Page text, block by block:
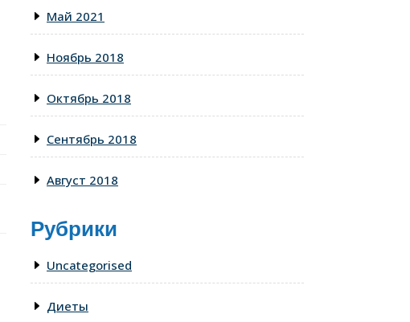
Май 2021
Ноябрь 2018
Октябрь 2018
Сентябрь 2018
Август 2018
Рубрики
Uncategorised
Диеты